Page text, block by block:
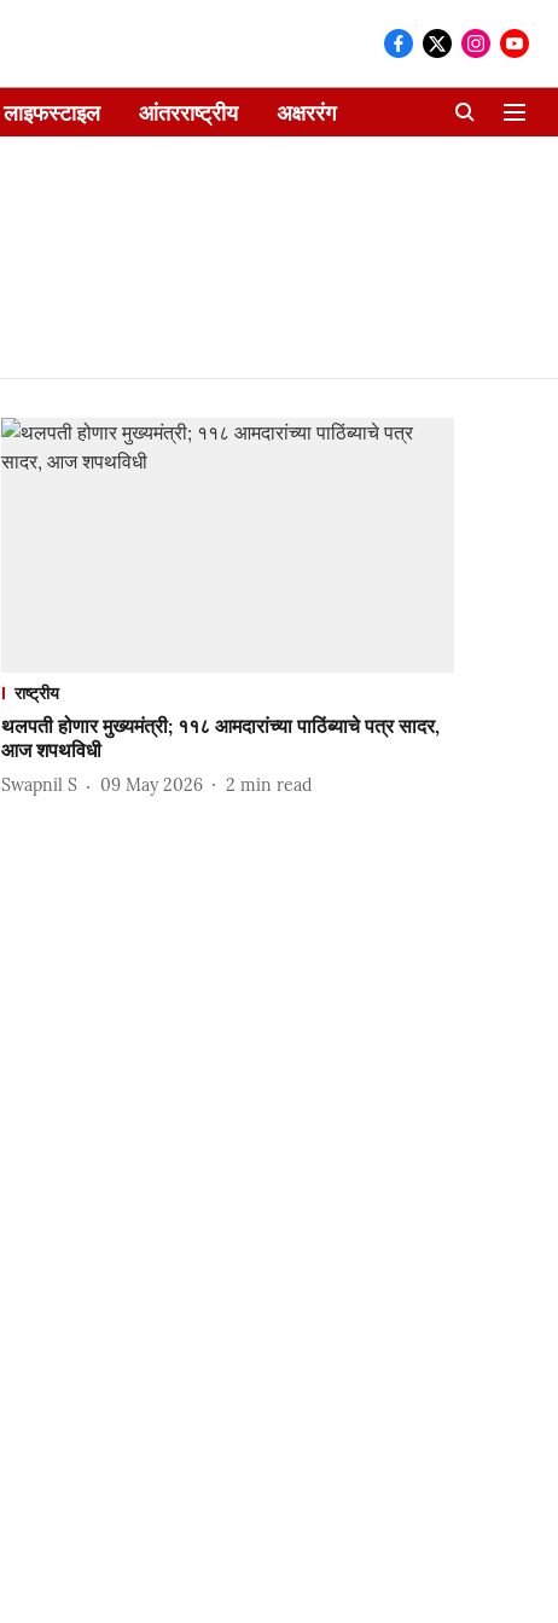
लाइफस्टाइल आंतरराष्ट्रीय अक्षररंग
राष्ट्रीय
थलपती होणार मुख्यमंत्री; ११८ आमदारांच्या पाठिंब्याचे पत्र सादर,
आज शपथविधी
Swapnil S 09 May 2026 2 min read